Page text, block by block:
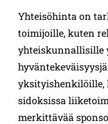
Yhteisöhinta on
toimijoille, kuten
yhteiskunnallisille
yksityishenkilöille,
sidoksissa
merkittävää